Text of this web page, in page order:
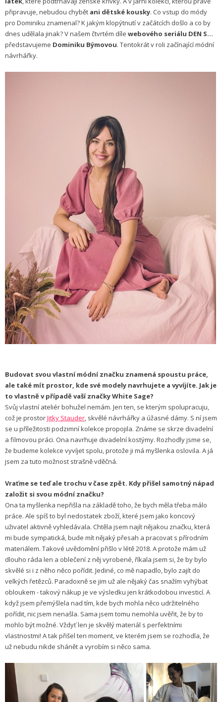
připravuje, nebudou chybět ani dětské kousky. Co vstup do módy
pro Dominiku znamenal? K jakým klopýtnutí v začátcích došlo a co by
dnes udělala jinak? V našem čtvrtém díle webového seriálu DEN S…
představujeme Dominiku Býmovou. Tentokrát v roli začínající módní
návrhářky.
Budovat svou vlastní módní značku znamená spoustu práce,
ale také mít prostor, kde své modely navrhujete a vyvíjíte. Jak je
to vlastně v případě vaší značky White Sage?
Svůj vlastní ateliér bohužel nemám. Jen ten, se kterým spolupracuju,
což je prostorJitky Stauder, skvělé návrhářky a úžasné dámy. S ní jsem
se u příležitosti podzimní kolekce propojila. Známe se skrze divadelní
a filmovou práci. Ona navrhuje divadelní kostýmy. Rozhodly jsme se,
že budeme kolekce vyvíjet spolu, protože ji má myšlenka oslovila. A já
jsem za tuto možnost strašně vděčná.
Vraťme se teď ale trochu v čase zpět. Kdy přišel samotný nápad
založit si svou módní značku?
Ona ta myšlenka nepřišla na základě toho, že bych měla třeba málo
práce. Ale spíš to byl nedostatek zboží, které jsem jako koncový
uživatel aktivně vyhledávala. Chtěla jsem najít nějakou značku, která
mi bude sympatická, bude mít nějaký přesah a pracovat s přírodním
materiálem. Takové uvědomění přišlo v létě 2018. A protože mám už
dlouho ráda len a oblečení z něj vyrobené, říkala jsem si, že by bylo
skvělé si i z něho něco pořídit. Jediné, co mě napadlo, bylo zajít do
velkých řetězců. Paradoxně se jim už ale nějaký čas snažím vyhýbat
obloukem - takový nákup je ve výsledku jen krátkodobou investicí. A
když jsem přemýšlela nad tím, kde bych mohla něco udržitelného
pořídit, nic jsem nenašla. Sama jsem tomu nemohla uvěřit, že by to
mohlo být možné. Vždyť len je skvělý materiál s perfektními
vlastnostmi! A tak přišel ten moment, ve kterém jsem se rozhodla, že
už nebudu nikde shánět a vyrobím si něco sama.